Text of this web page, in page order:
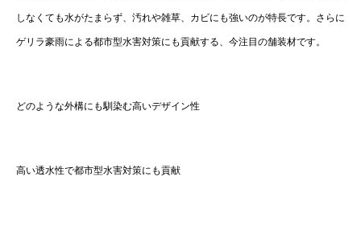
しなくても水がたまらず、汚れや雑草、カビにも強いのが特長です。さらに
ゲリラ豪雨による都市型水害対策にも貢献する、今注目の舗装材です。
どのような外構にも馴染む高いデザイン性
高い透水性で都市型水害対策にも貢献